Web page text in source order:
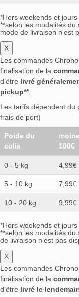
*Hors weekends et
**selon les modalités
mode de livraison n’est
X
Les commandes
finalisation de la
d’être livré
pickup**.
Les tarifs dépendent du
frais de port)
Poids du
colis
100€
0 - 5 kg 4,99€
5 - 10 kg 7,99€
10 - 20 kg 9,99€
*Hors weekends et
**selon les modalités
de livraison n’est pas
X
Les commandes
finalisation de la
d’être livré le